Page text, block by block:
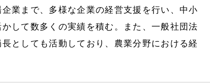
業まで、多様な企業の経営支援を行い、中小
して数多くの実績を積む。また、一般社団法
としても活動しており、農業分野における経